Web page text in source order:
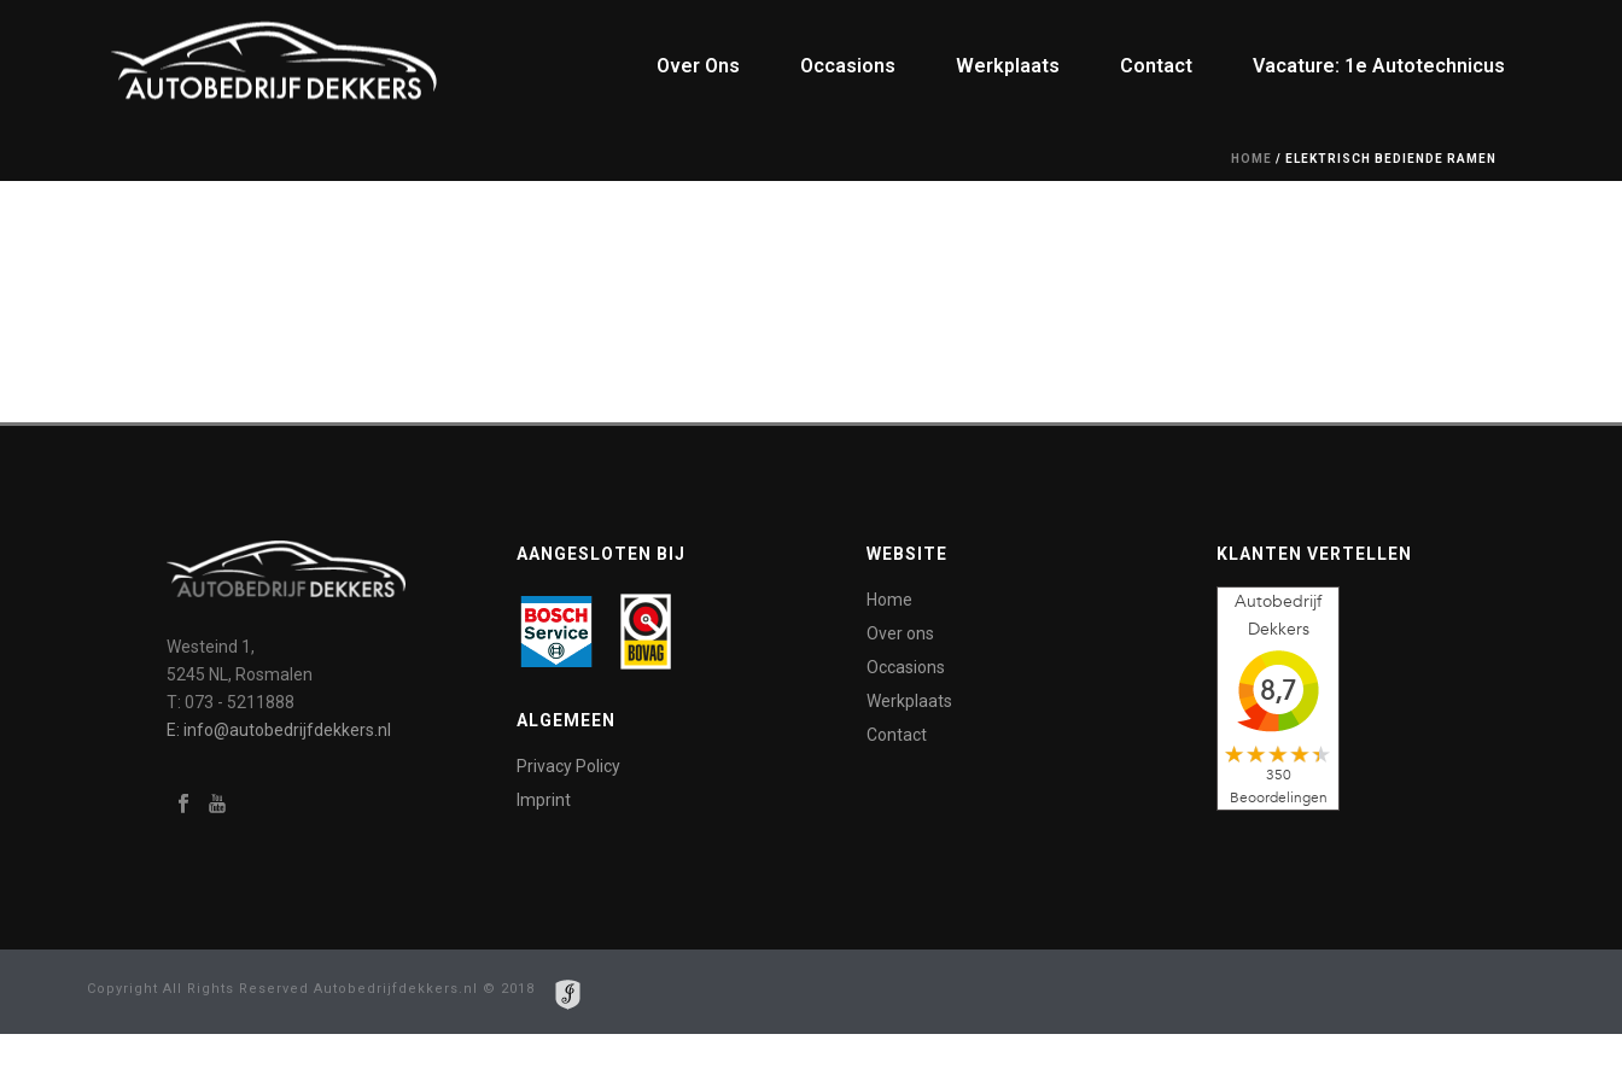
Over Ons Occasions Werkplaats Contact Vacature: 1e Autotechnicus
HOME / ELEKTRISCH BEDIENDE RAMEN
Westeind 1,
5245 NL, Rosmalen
T: 073 - 5211888
E: info@autobedrijfdekkers.nl
AANGESLOTEN BIJ
ALGEMEEN
Privacy Policy
Imprint
WEBSITE
Home
Over ons
Occasions
Werkplaats
Contact
KLANTEN VERTELLEN
Autobedrijf
Dekkers
8,7
350
Beoordelingen
Copyright All Rights Reserved Autobedrijfdekkers.nl © 2018